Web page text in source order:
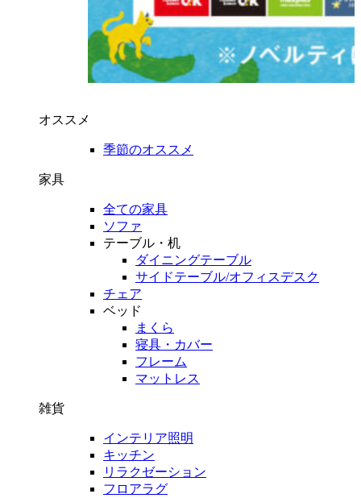
オススメ
季節のオススメ
家具
全ての家具
ソファ
テーブル・机
ダイニングテーブル
サイドテーブル/オフィスデスク
チェア
ベッド
まくら
寝具・カバー
フレーム
マットレス
雑貨
インテリア照明
キッチン
リラクゼーション
フロアラグ